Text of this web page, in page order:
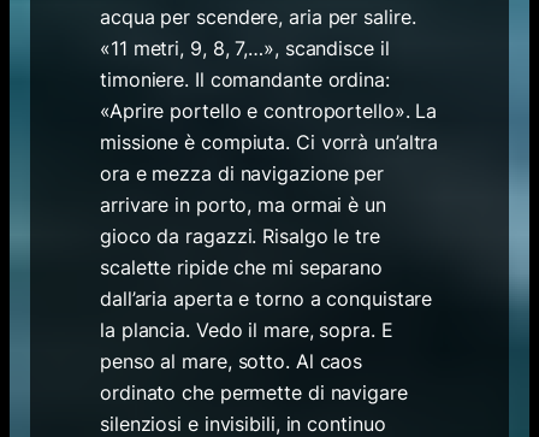
acqua per scendere, aria per salire.
«11 metri, 9, 8, 7,…», scandisce il
timoniere. Il comandante ordina:
«Aprire portello e controportello». La
missione è compiuta. Ci vorrà un’altra
ora e mezza di navigazione per
arrivare in porto, ma ormai è un
gioco da ragazzi. Risalgo le tre
scalette ripide che mi separano
dall’aria aperta e torno a conquistare
la plancia. Vedo il mare, sopra. E
penso al mare, sotto. Al caos
ordinato che permette di navigare
silenziosi e invisibili, in continuo